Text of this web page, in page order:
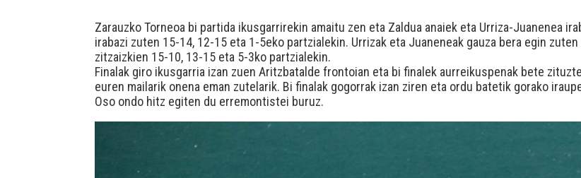
Zarauzko Torneoa bi partida ikusgarrirekin amaitu zen eta Zaldua anaiek eta Urriza-Juanenea
irabazi zuten 15-14, 12-15 eta 1-5eko partzialekin. Urrizak eta Juaneneak gauza bera egin
zitzaizkien 15-10, 13-15 eta 5-3ko partzialekin.
Finalak giro ikusgarria izan zuen Aritzbatalde frontoian eta bi finalek aurreikuspenak bete
euren mailarik onena eman zutelarik. Bi finalak gogorrak izan ziren eta ordu batetik gorako
Oso ondo hitz egiten du erremontistei buruz.